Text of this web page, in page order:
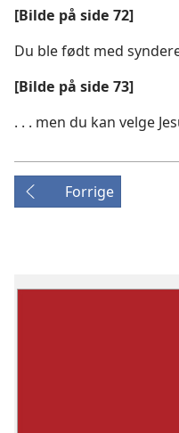
[Bilde på side 72]
Du ble født med
[Bilde på side 73]
. . . men du kan velge
Forrige